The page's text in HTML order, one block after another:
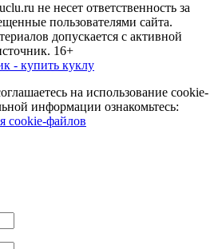
не несет ответственность за
пользователями сайта.
допускается с активной
16+
- купить куклу
на использование cookie-
информации ознакомьтесь:
cookie-файлов